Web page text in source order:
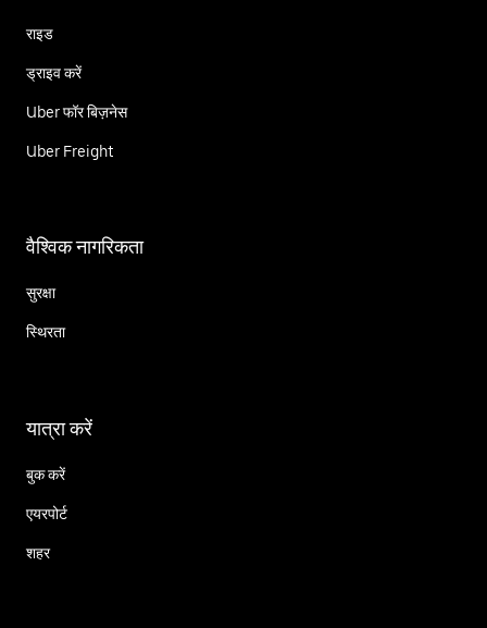
राइड
ड्राइव करें
Uber फॉर बिज़नेस
Uber Freight
वैश्विक नागरिकता
सुरक्षा
स्थिरता
यात्रा करें
बुक करें
एयरपोर्ट
शहर